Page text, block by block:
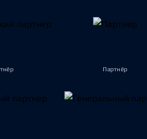
Партнёр